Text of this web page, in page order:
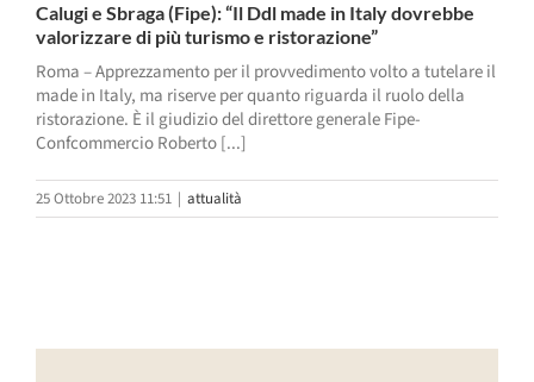
Calugi e Sbraga (Fipe): “Il Ddl made in Italy dovrebbe
valorizzare di più turismo e ristorazione”
Roma – Apprezzamento per il provvedimento volto a tutelare il
made in Italy, ma riserve per quanto riguarda il ruolo della
ristorazione. È il giudizio del direttore generale Fipe-
Confcommercio Roberto [...]
25 Ottobre 2023 11:51 | attualità